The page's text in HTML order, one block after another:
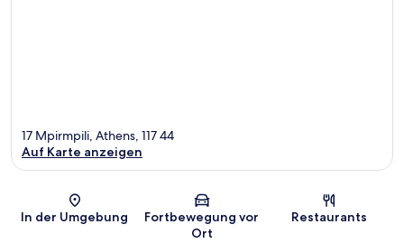
Karte
17 Mpirmpili, Athens, 117 44
Auf Karte anzeigen
In der Umgebung
Fortbewegung vor
Ort
Restaurants